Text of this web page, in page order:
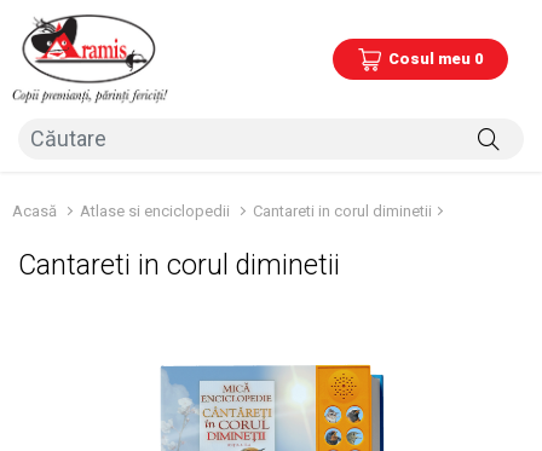
Cosul meu 0
Acasă Atlase si enciclopedii Cantareti in corul diminetii
Cantareti in corul diminetii